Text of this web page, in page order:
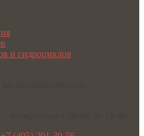
и гидроциклов